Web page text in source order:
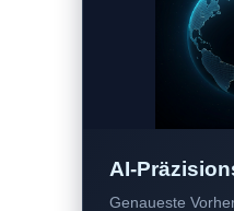
AI-
Genaueste